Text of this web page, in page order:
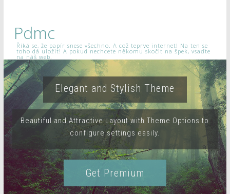
Pdmc
Říká se, že papír snese všechno. A což teprve internet! Na ten se
toho dá uložit! A pokud nechcete někomu skočit na špek, vsaďte
na náš web.
Elegant and Stylish Theme
Beautiful and Attractive Layout with Theme Options to
configure settings easily.
Get Premium